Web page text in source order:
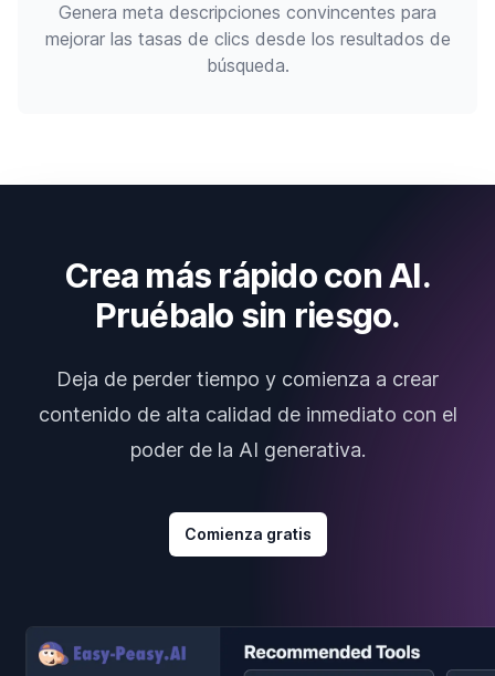
Genera meta descripciones convincentes para
mejorar las tasas de clics desde los resultados de
búsqueda.
Crea más rápido con AI.
Pruébalo sin riesgo.
Deja de perder tiempo y comienza a crear
contenido de alta calidad de inmediato con el
poder de la AI generativa.
Comienza gratis